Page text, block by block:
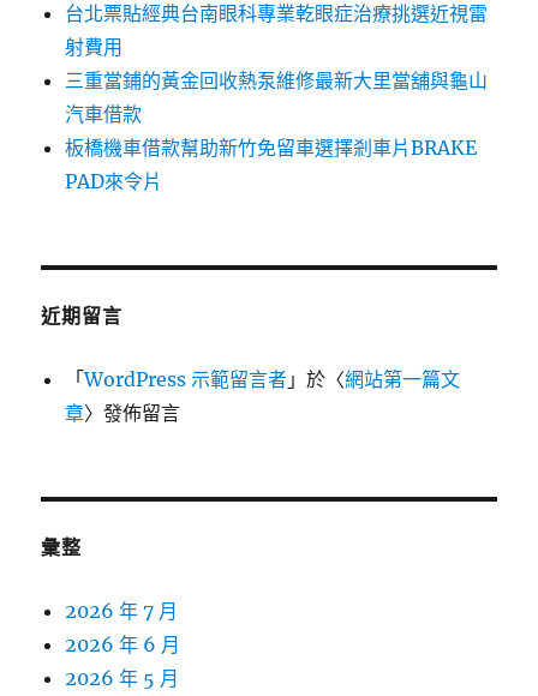
台北票貼經典台南眼科專業乾眼症治療挑選近視雷
射費用
三重當鋪的黃金回收熱泵維修最新大里當舖與龜山
汽車借款
板橋機車借款幫助新竹免留車選擇剎車片BRAKE
PAD來令片
近期留言
「WordPress 示範留言者 」於〈網站第一篇文
章〉發佈留言
彙整
2026 年 7 月
2026 年 6 月
2026 年 5 月